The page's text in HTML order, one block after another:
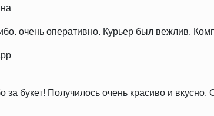
очень оперативно. Курьер был вежлив.
за букет! Получилось очень красиво и